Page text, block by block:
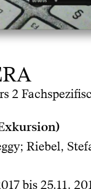
2
Riebel,
bis 25.11.